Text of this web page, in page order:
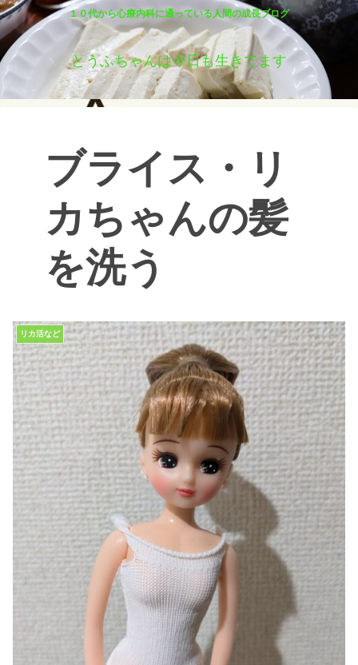
１０代から心療内科に通っている人間の成長ブログ
とうふちゃんは今日も生きてます
ブライス・リ
カちゃんの髪
を洗う
リカ活など